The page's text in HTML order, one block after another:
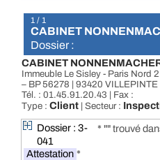
1 / 1
CABINET
Dossier :
CABINET
Immeuble Le Sisley - Paris Nord
– BP 56278 | 93420
Tél. : 01.45.91.20.43 | Fax :
Type : Client | Secteur :
Dossier : 3-
041
Attestation *
* "" trouvé